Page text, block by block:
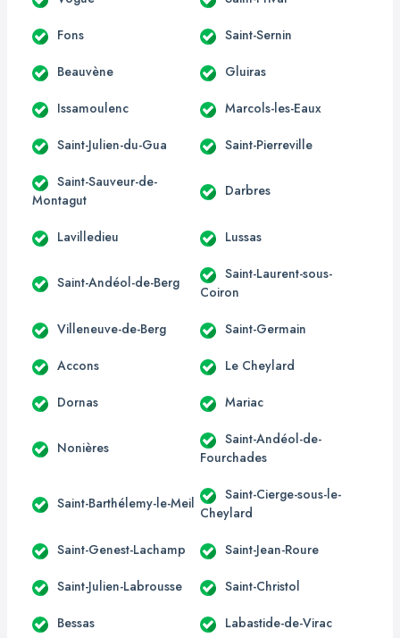
Fons Saint-Sernin
Beauvène Gluiras
Issamoulenc Marcols-les-Eaux
Saint-Julien-du-Gua Saint-Pierreville
Saint-Sauveur-de-
Montagut
Darbres
Lavilledieu Lussas
Saint-Andéol-de-Berg
Saint-Laurent-sous-
Coiron
Villeneuve-de-Berg Saint-Germain
Accons Le Cheylard
Dornas Mariac
Nonières
Saint-Andéol-de-
Fourchades
Saint-Barthélemy-le-Meil
Saint-Cierge-sous-le-
Cheylard
Saint-Genest-Lachamp Saint-Jean-Roure
Saint-Julien-Labrousse Saint-Christol
Bessas Labastide-de-Virac